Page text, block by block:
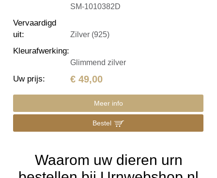
SM-1010382D
Vervaardigd
uit: Zilver (925)
Kleurafwerking:
Glimmend zilver
Uw prijs: € 49,00
Meer info
Bestel
Waarom uw dieren urn